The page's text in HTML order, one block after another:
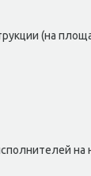
(на
на